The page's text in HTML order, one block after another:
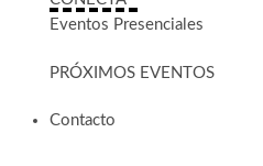
Eventos Presenciales
PRÓXIMOS EVENTOS
Contacto